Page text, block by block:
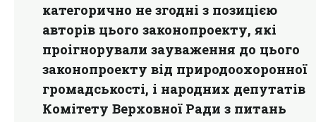
категорично не згодні з позицією
авторів цього законопроекту, які
проігнорували зауваження до цього
законопроекту від природоохоронної
громадськості, і народних депутатів
Комітету Верховної Ради з питань